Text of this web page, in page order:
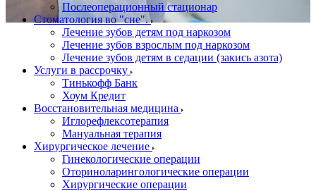
Послеоперационный стационар
Стоматология во "сне".
Лечение зубов детям под наркозом
Лечение зубов взрослым под наркозом
Лечение зубов детям в седации (закись азота)
Услуги в рассрочку
Тинькофф Банк
Хоум Кредит
Восстановительная медицина
Иглорефлексотерапия
Мануальная терапия
Хирургическое лечение
Гинекологические операции
Оториноларингологические операции
Хирургические операции